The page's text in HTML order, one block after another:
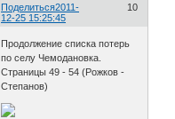
Поделиться 10
2011-
12-25 15:25:45
Продолжение списка потерь
по селу Чемодановка.
Страницы 49 - 54 (Рожков -
Степанов)